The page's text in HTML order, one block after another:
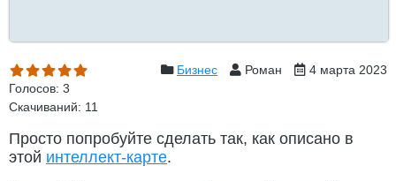
Голосов: 3
Скачиваний: 11
Бизнес Роман 4 марта 2023
Просто попробуйте сделать так, как описано в
этой интеллект-карте.